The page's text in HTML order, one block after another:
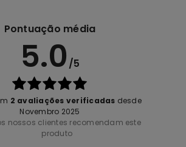
Pontuação média
5.0 /5
2 avaliações verificadas desde
Novembro 2025
nossos clientes recomendam este
produto